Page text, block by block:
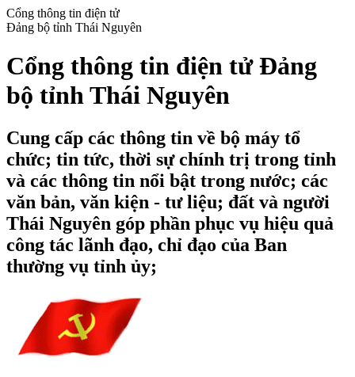
Cổng thông tin điện tử
Đảng bộ tỉnh Thái Nguyên
Cổng thông tin điện tử Đảng
bộ tỉnh Thái Nguyên
Cung cấp các thông tin về bộ máy tổ
chức; tin tức, thời sự chính trị trong tỉnh
và các thông tin nổi bật trong nước; các
văn bản, văn kiện - tư liệu; đất và người
Thái Nguyên góp phần phục vụ hiệu quả
công tác lãnh đạo, chỉ đạo của Ban
thường vụ tỉnh ủy;